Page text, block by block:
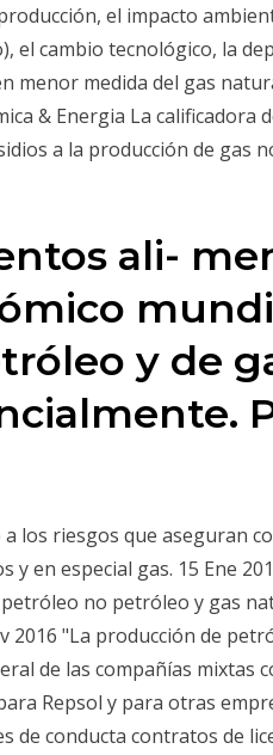
el impacto
cambio tecnológico, la
medida del gas
& Energia La calificadora
a la producción de gas
ali-
y de
los riesgos que aseguran
en especial gas. 15 Ene
no petróleo y gas
"La producción de
de las compañías mixtas
Repsol y para otras
conducta contratos de